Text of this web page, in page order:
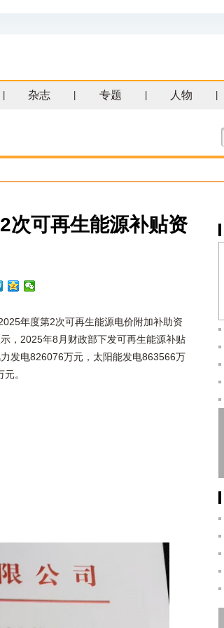
杂志 专题 人物
次可再生能源补贴资
年度第2次可再生能源电价附加补助资
，2025年8月财政部下发可再生能源补贴
发电826076万元，太阳能发电863566万
。